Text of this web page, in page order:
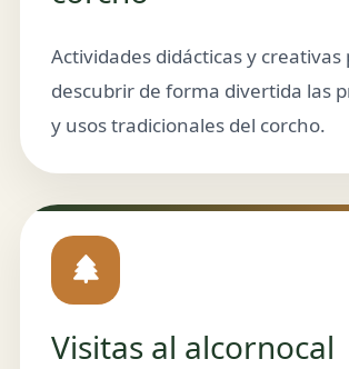
Actividades didácticas y creativas
descubrir de forma divertida las
y usos tradicionales del corcho.
Visitas al alcornocal